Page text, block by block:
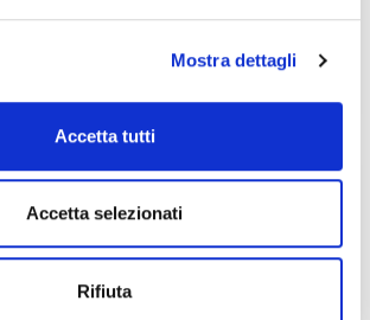
Mostra dettagli
Accetta tutti
Accetta selezionati
Rifiuta
€ 33,50
32%